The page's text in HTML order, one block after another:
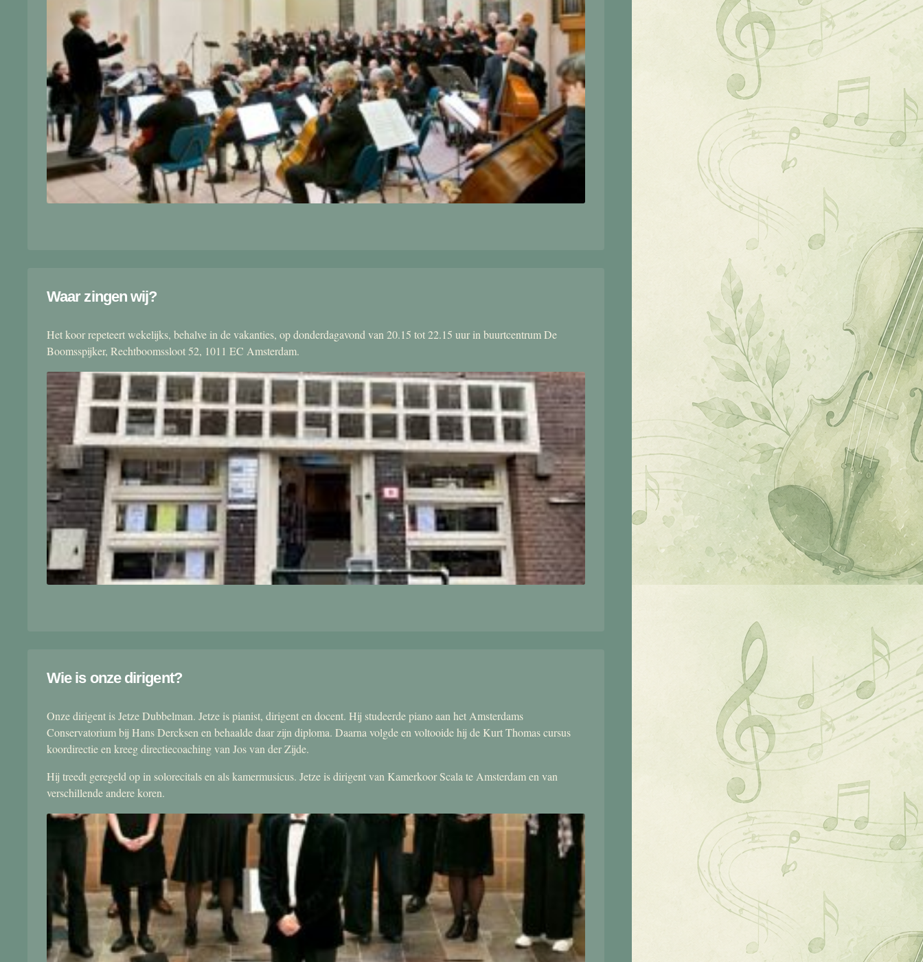
Waar zingen wij?
Het koor repeteert wekelijks, behalve in de vakanties, op donderdagavond van 20.15 tot 22.15 uur in buurtcentrum De
Boomsspijker, Rechtboomssloot 52, 1011 EC Amsterdam.
Wie is onze dirigent?
Onze dirigent is Jetze Dubbelman. Jetze is pianist, dirigent en docent. Hij studeerde piano aan het Amsterdams
Conservatorium bij Hans Dercksen en behaalde daar zijn diploma. Daarna volgde en voltooide hij de Kurt Thomas cursus
koordirectie en kreeg directiecoaching van Jos van der Zijde.
Hij treedt geregeld op in solorecitals en als kamermusicus. Jetze is dirigent van Kamerkoor Scala te Amsterdam en van
verschillende andere koren.